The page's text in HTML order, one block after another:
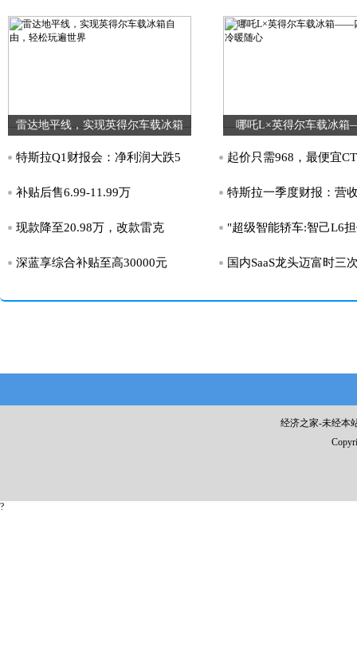
雷达地平线，实现英得尔车载冰箱 哪吒L×英得尔车载冰
特斯拉Q1财报会：净利润大跌5 起价只需968，最便宜
补贴后售6.99-11.99万 特斯拉一季度财报：营
现款降至20.98万，改款雷克 "超级智能轿车:智己L6
深蓝享综合补贴至高30000元 国内SaaS龙头迈富时三
经济之家-未经本
?